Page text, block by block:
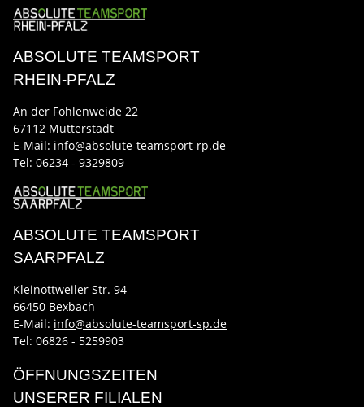
ABSOLUTE TEAMSPORT
RHEIN-PFALZ
An der Fohlenweide 22
67112 Mutterstadt
E-Mail: info@absolute-teamsport-rp.de
Tel: 06234 - 9329809
ABSOLUTE TEAMSPORT
SAARPFALZ
Kleinottweiler Str. 94
66450 Bexbach
E-Mail: info@absolute-teamsport-sp.de
Tel: 06826 - 5259903
ÖFFNUNGSZEITEN
UNSERER FILIALEN